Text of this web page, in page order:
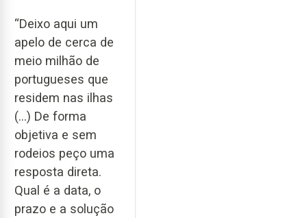
“Deixo aqui um
apelo de cerca de
meio milhão de
portugueses que
residem nas ilhas
(...) De forma
objetiva e sem
rodeios peço uma
resposta direta.
Qual é a data, o
prazo e a solução